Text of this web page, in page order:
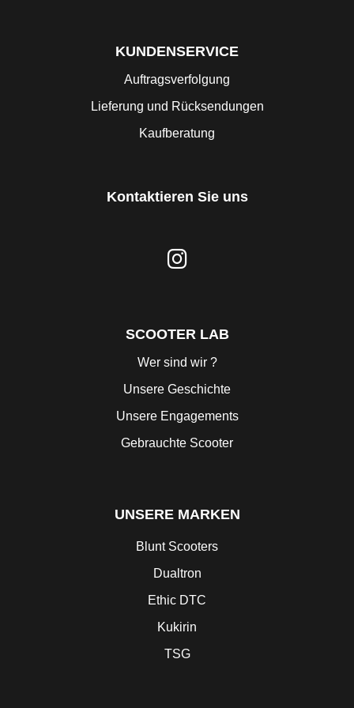
KUNDENSERVICE
Auftragsverfolgung
Lieferung und Rücksendungen
Kaufberatung
Kontaktieren Sie uns
SCOOTER LAB
Wer sind wir ?
Unsere Geschichte
Unsere Engagements
Gebrauchte Scooter
UNSERE MARKEN
Blunt Scooters
Dualtron
Ethic DTC
Kukirin
TSG